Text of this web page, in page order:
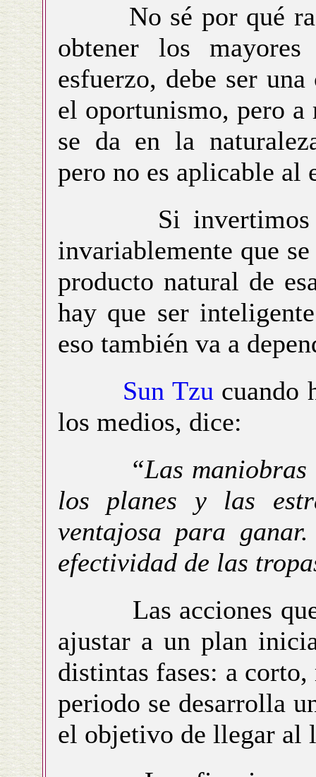
No sé por qué
obtener los
esfuerzo, debe ser
el oportunismo, pero
se da en la
pero no es aplicable al
Si invertimos
invariablemente que
producto natural de
hay que ser
eso también va a
Sun Tzu cuando
los medios, dice:
“Las
los planes y las
ventajosa para
efectividad de las
Las acciones que
ajustar a un plan
distintas fases: a
periodo se desarrolla
el objetivo de llegar al